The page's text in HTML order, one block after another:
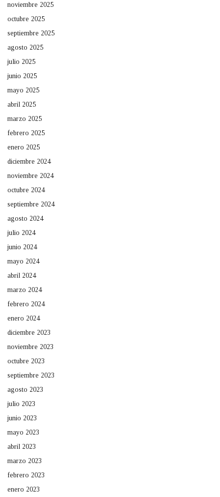
noviembre 2025
octubre 2025
septiembre 2025
agosto 2025
julio 2025
junio 2025
mayo 2025
abril 2025
marzo 2025
febrero 2025
enero 2025
diciembre 2024
noviembre 2024
octubre 2024
septiembre 2024
agosto 2024
julio 2024
junio 2024
mayo 2024
abril 2024
marzo 2024
febrero 2024
enero 2024
diciembre 2023
noviembre 2023
octubre 2023
septiembre 2023
agosto 2023
julio 2023
junio 2023
mayo 2023
abril 2023
marzo 2023
febrero 2023
enero 2023